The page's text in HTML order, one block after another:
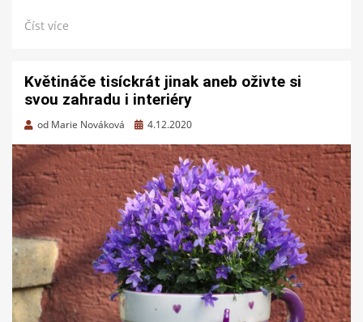
Číst více
Květináče tisíckrát jinak aneb oživte si
svou zahradu i interiéry
od Marie Nováková
Zveřejněno
4.12.2020